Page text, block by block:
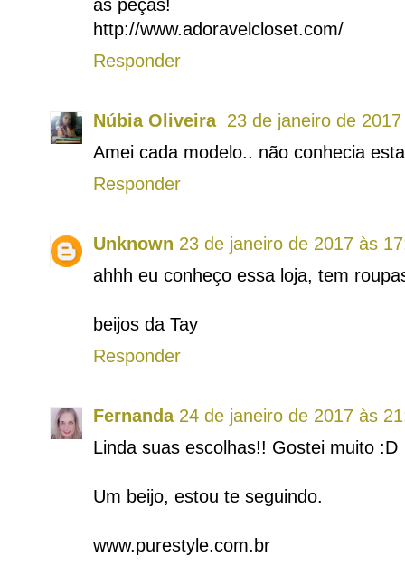
as peças!
http://www.adoravelcloset.com/
Responder
Núbia Oliveira 23 de janeiro de
Amei cada modelo.. não conhecia
Responder
Unknown 23 de janeiro de 2017 às
ahhh eu conheço essa loja, tem
beijos da Tay
Responder
Fernanda 24 de janeiro de 2017 às
Linda suas escolhas!! Gostei muito :D
Um beijo, estou te seguindo.
www.purestyle.com.br